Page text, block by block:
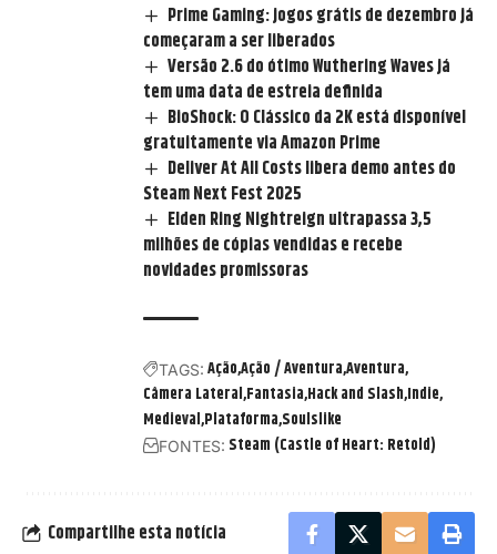
Prime Gaming: jogos grátis de dezembro já
começaram a ser liberados
Versão 2.6 do ótimo Wuthering Waves já
tem uma data de estreia definida
BioShock: O Clássico da 2K está disponível
gratuitamente via Amazon Prime
Deliver At All Costs libera demo antes do
Steam Next Fest 2025
Elden Ring Nightreign ultrapassa 3,5
milhões de cópias vendidas e recebe
novidades promissoras
TAGS: AçãoAção / AventuraAventura
Câmera Lateral Fantasia Hack and Slash Indie
Medieval Plataforma Soulslike
FONTES: Steam (Castle of Heart: Retold)
Compartilhe esta notícia